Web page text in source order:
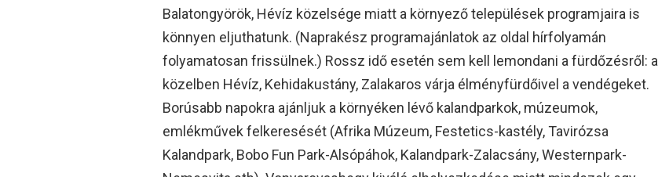
Balatongyörök, Hévíz közelsége miatt a környező települések programjaira is
könnyen eljuthatunk. (Naprakész programajánlatok az oldal hírfolyamán
folyamatosan frissülnek.) Rossz idő esetén sem kell lemondani a fürdőzésről: a
közelben Hévíz, Kehidakustány, Zalakaros várja élményfürdőivel a vendégeket.
Borúsabb napokra ajánljuk a környéken lévő kalandparkok, múzeumok,
emlékművek felkeresését (Afrika Múzeum, Festetics-kastély, Tavirózsa
Kalandpark, Bobo Fun Park-Alsópáhok, Kalandpark-Zalacsány, Westernpark-